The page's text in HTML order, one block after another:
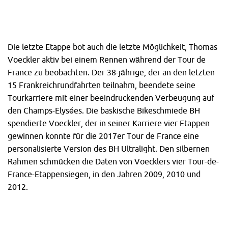
Die letzte Etappe bot auch die letzte Möglichkeit, Thomas
Voeckler aktiv bei einem Rennen während der Tour de
France zu beobachten. Der 38-jährige, der an den letzten
15 Frankreichrundfahrten teilnahm, beendete seine
Tourkarriere mit einer beeindruckenden Verbeugung auf
den Champs-Elysées. Die baskische Bikeschmiede BH
spendierte Voeckler, der in seiner Karriere vier Etappen
gewinnen konnte für die 2017er Tour de France eine
personalisierte Version des BH Ultralight. Den silbernen
Rahmen schmücken die Daten von Voecklers vier Tour-de-
France-Etappensiegen, in den Jahren 2009, 2010 und
2012.